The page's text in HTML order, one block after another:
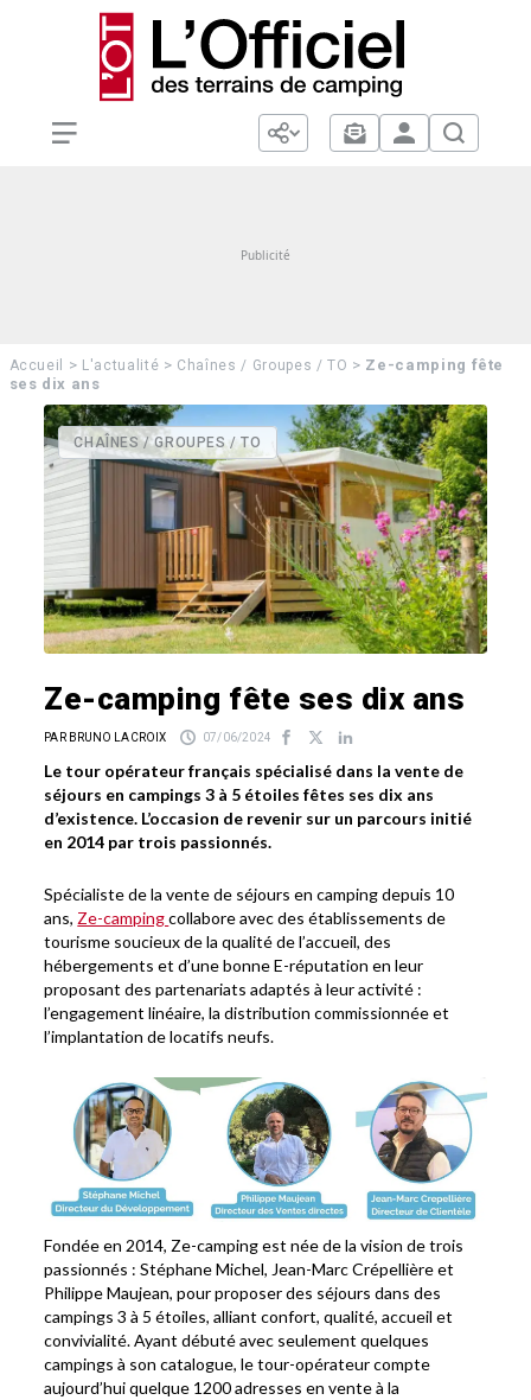
Accueil > L'actualité > Chaînes / Groupes / TO > Ze-camping fête
ses dix ans
CHAÎNES / GROUPES / TO
Ze-camping fête ses dix ans
PAR BRUNO LACROIX 07/06/2024
Le tour opérateur français spécialisé dans la vente de
séjours en campings 3 à 5 étoiles fêtes ses dix ans
d’existence. L’occasion de revenir sur un parcours initié
en 2014 par trois passionnés.
Spécialiste de la vente de séjours en camping depuis 10
ans,Ze-campingcollabore avec des établissements de
tourisme soucieux de la qualité de l’accueil, des
hébergements et d’une bonne E-réputation en leur
proposant des partenariats adaptés à leur activité :
l’engagement linéaire, la distribution commissionnée et
l’implantation de locatifs neufs.
Fondée en 2014, Ze-camping est née de la vision de trois
passionnés : Stéphane Michel, Jean-Marc Crépellière et
Philippe Maujean, pour proposer des séjours dans des
campings 3 à 5 étoiles, alliant confort, qualité, accueil et
convivialité. Ayant débuté avec seulement quelques
campings à son catalogue, le tour-opérateur compte
aujourd’hui quelque 1200 adresses en vente à la